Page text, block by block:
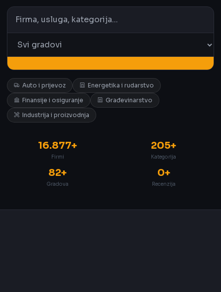
Auto i prijevoz
Energetika i rudarstvo
Finansije i osiguranje
Građevinarstvo
Industrija i proizvodnja
16.877+
Firmi
205+
Kategorija
82+
Gradova
0+
Recenzija